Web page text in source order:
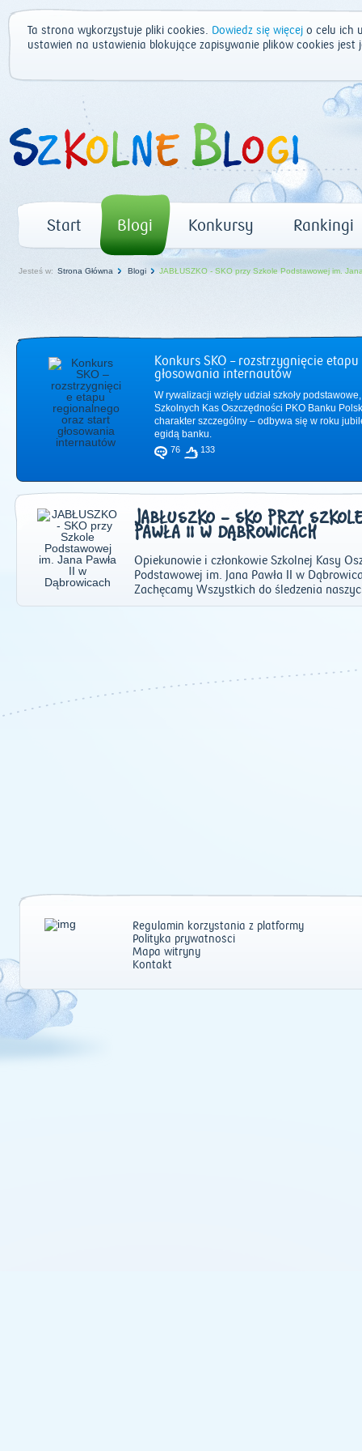
Ta strona wykorzystuje pliki cookies. Dowiedz się więcej o celu ich
ustawień na ustawienia blokujące zapisywanie plików cookies
Start Blogi Konkursy Rankingi
Jesteś w: Strona Główna Blogi JABŁUSZKO - SKO przy Szkole Podstawowej im.
Konkurs SKO – rozstrzygnięcie
głosowania internautów
W rywalizacji wzięły udział szkoły
Szkolnych Kas Oszczędności PKO Banku
charakter szczególny – odbywa się w roku
egidą banku.
76 133
JABŁUSZKO - SKO PRZY
PAWŁA II W DĄBROWICACH
Opiekunowie i członkowie Szkolnej Kasy
Podstawowej im. Jana Pawła II w
Zachęcamy Wszystkich do śledzenia
2011| 2012|
Regulamin korzystania z platformy
Polityka prywatności
Mapa witryny
Kontakt